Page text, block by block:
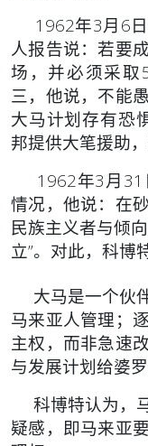
1962年3月6日
人报告说：若要
场，并必须采取
三，他说，不能
大马计划存有恐
邦提供大笔援助
1962年3月31
情况，他说：在
民族主义者与倾
立”。对此，科博
大马是一个伙
马来亚人管理；
主权，而非急速
与发展计划给婆罗
科博特认为，
疑感，即马来亚